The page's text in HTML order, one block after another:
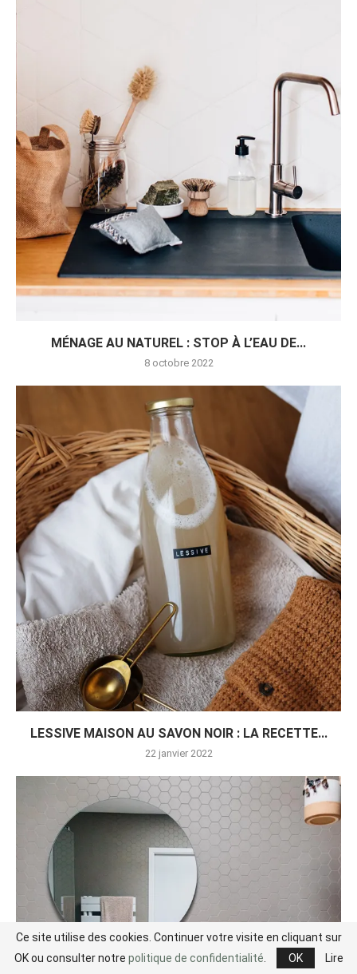
MÉNAGE AU NATUREL : STOP À L’EAU DE...
8 octobre 2022
LESSIVE MAISON AU SAVON NOIR : LA RECETTE...
22 janvier 2022
Ce site utilise des cookies. Continuer votre visite en cliquant sur
OK ou consulter notre politique de confidentialité OK Lire